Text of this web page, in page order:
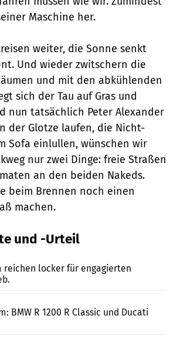
Maschine her.
weiter, die Sonne senkt
Und wieder zwitschern die
und mit den abkühlenden
sich der Tau auf Gras und
nun tatsächlich Peter Alexander
der Glotze laufen, die Nicht-
Sofa einlullen, wünschen wir
nur zwei Dinge: freie Straßen
an den beiden Nakeds.
beim Brennen noch einen
machen.
und -Urteil
reichen locker für engagierten
BMW R 1200 R Classic und Ducati